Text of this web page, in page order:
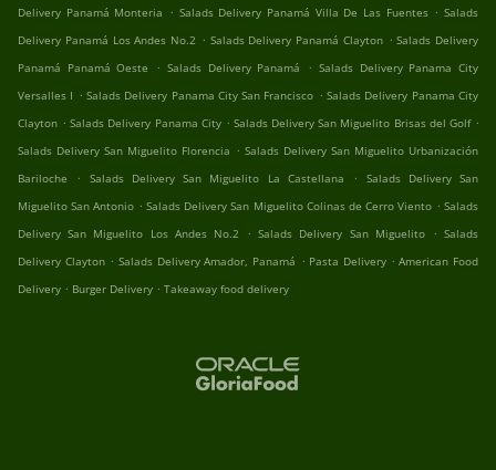
Delivery Panamá Monteria . Salads Delivery Panamá Villa De Las Fuentes . Salads
Delivery Panamá Los Andes No.2 . Salads Delivery Panamá Clayton . Salads Delivery
Panamá Panamá Oeste
. Salads Delivery Panamá . Salads Delivery Panama City
Versalles I . Salads Delivery Panama City San Francisco . Salads Delivery Panama City
Clayton . Salads Delivery Panama City . Salads Delivery San Miguelito Brisas del Golf .
Salads Delivery San Miguelito Florencia . Salads Delivery San Miguelito Urbanización
Bariloche
. Salads Delivery San Miguelito La Castellana .
Salads Delivery San
Miguelito San Antonio . Salads Delivery San Miguelito Colinas de Cerro Viento . Salads
Delivery San Miguelito Los Andes No.2
. Salads Delivery San Miguelito . Salads
Delivery Clayton . Salads Delivery Amador, Panamá . Pasta Delivery . American Food
Delivery . Burger Delivery . Takeaway food delivery